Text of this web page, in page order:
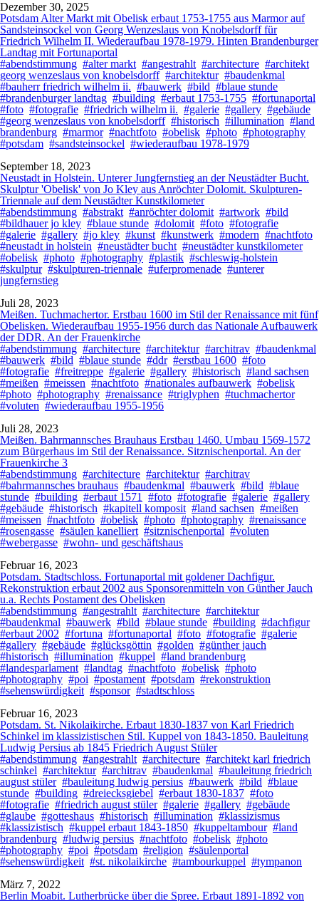
Dezember 30, 2025
Potsdam Alter Markt mit Obelisk erbaut 1753-1755 aus Marmor auf
Sandsteinsockel von Georg Wenzeslaus von Knobelsdorff für
Friedrich Wilhelm II. Wiederaufbau 1978-1979. Hinten Brandenburger
Landtag mit Fortunaportal
#abendstimmung #alter markt #angestrahlt #architecture #architekt
georg wenzeslaus von knobelsdorff #architektur #baudenkmal
#bauherr friedrich wilhelm ii. #bauwerk #bild #blaue stunde
#brandenburger landtag #building #erbaut 1753-1755 #fortunaportal
#foto #fotografie #friedrich wilhelm ii. #galerie #gallery #gebäude
#georg wenzeslaus von knobelsdorff #historisch #illumination #land
brandenburg #marmor #nachtfoto #obelisk #photo #photography
#potsdam #sandsteinsockel #wiederaufbau 1978-1979
September 18, 2023
Neustadt in Holstein. Unterer Jungfernstieg an der Neustädter Bucht.
Skulptur 'Obelisk' von Jo Kley aus Anröchter Dolomit. Skulpturen-
Triennale auf dem Neustädter Kunstkilometer
#abendstimmung #abstrakt #anröchter dolomit #artwork #bild
#bildhauer jo kley #blaue stunde #dolomit #foto #fotografie
#galerie #gallery #jo kley #kunst #kunstwerk #modern #nachtfoto
#neustadt in holstein #neustädter bucht #neustädter kunstkilometer
#obelisk #photo #photography #plastik #schleswig-holstein
#skulptur #skulpturen-triennale #uferpromenade #unterer
jungfernstieg
Juli 28, 2023
Meißen. Tuchmachertor. Erstbau 1600 im Stil der Renaissance mit fünf
Obelisken. Wiederaufbau 1955-1956 durch das Nationale Aufbauwerk
der DDR. An der Frauenkirche
#abendstimmung #architecture #architektur #architrav #baudenkmal
#bauwerk #bild #blaue stunde #ddr #erstbau 1600 #foto
#fotografie #freitreppe #galerie #gallery #historisch #land sachsen
#meißen #meissen #nachtfoto #nationales aufbauwerk #obelisk
#photo #photography #renaissance #triglyphen #tuchmachertor
#voluten #wiederaufbau 1955-1956
Juli 28, 2023
Meißen. Bahrmannsches Brauhaus Erstbau 1460. Umbau 1569-1572
zum Bürgerhaus im Stil der Renaissance. Sitznischenportal. An der
Frauenkirche 3
#abendstimmung #architecture #architektur #architrav
#bahrmannsches brauhaus #baudenkmal #bauwerk #bild #blaue
stunde #building #erbaut 1571 #foto #fotografie #galerie #gallery
#gebäude #historisch #kapitell komposit #land sachsen #meißen
#meissen #nachtfoto #obelisk #photo #photography #renaissance
#rosengasse #säulen kanelliert #sitznischenportal #voluten
#webergasse #wohn- und geschäftshaus
Februar 16, 2023
Potsdam. Stadtschloss. Fortunaportal mit goldener Dachfigur.
Rekonstruktion erbaut 2002 aus Sponsorenmitteln von Günther Jauch
u.a. Rechts Postament des Obelisken
#abendstimmung #angestrahlt #architecture #architektur
#baudenkmal #bauwerk #bild #blaue stunde #building #dachfigur
#erbaut 2002 #fortuna #fortunaportal #foto #fotografie #galerie
#gallery #gebäude #glücksgöttin #golden #günther jauch
#historisch #illumination #kuppel #land brandenburg
#landesparlament #landtag #nachtfoto #obelisk #photo
#photography #poi #postament #potsdam #rekonstruktion
#sehenswürdigkeit #sponsor #stadtschloss
Februar 16, 2023
Potsdam. St. Nikolaikirche. Erbaut 1830-1837 von Karl Friedrich
Schinkel im klassizistischen Stil. Kuppel von 1843-1850. Bauleitung
Ludwig Persius ab 1845 Friedrich August Stüler
#abendstimmung #angestrahlt #architecture #architekt karl friedrich
schinkel #architektur #architrav #baudenkmal #bauleitung friedrich
august stüler #bauleitung ludwig persius #bauwerk #bild #blaue
stunde #building #dreiecksgiebel #erbaut 1830-1837 #foto
#fotografie #friedrich august stüler #galerie #gallery #gebäude
#glaube #gotteshaus #historisch #illumination #klassizismus
#klassizistisch #kuppel erbaut 1843-1850 #kuppeltambour #land
brandenburg #ludwig persius #nachtfoto #obelisk #photo
#photography #poi #potsdam #religion #säulenportal
#sehenswürdigkeit #st. nikolaikirche #tambourkuppel #tympanon
März 7, 2022
Berlin Moabit. Lutherbrücke über die Spree. Erbaut 1891-1892 von